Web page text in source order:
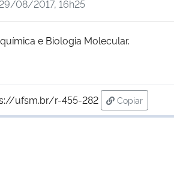
29/08/2017, 16h25
e Biologia Molecular.
ufsm.br/r-455-282
Copiar
para área